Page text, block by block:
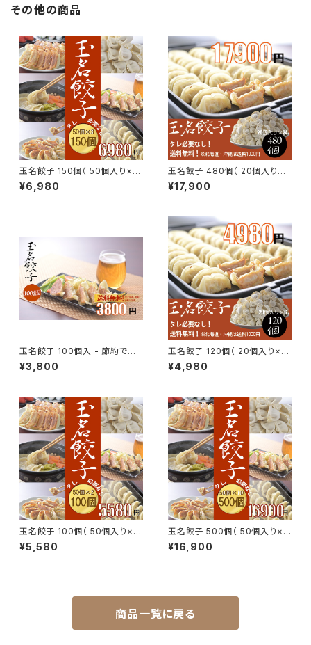
その他の商品
玉名餃子 150個（ 50個入り×3
）- 節約できて美味い！送料無料
¥6,980
玉名餃子 480個（ 20個入り×2
4 ）- 節約できて美味い！送料無
料
¥17,900
玉名餃子 100個入 - 節約でき
て美味い！送料無料
¥3,800
玉名餃子 120個（ 20個入り×6
）- 節約できて美味い！送料無料
¥4,980
玉名餃子 100個（ 50個入り×2
）- 節約できて美味い！送料無料
¥5,580
玉名餃子 500個（ 50個入り×1
0 ）- 節約できて美味い！送料無
料
¥16,900
商品一覧に戻る